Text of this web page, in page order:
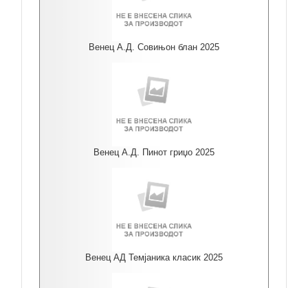
Венец А.Д. Совињон блан 2025
Венец А.Д. Пинот гриџо 2025
Венец АД Темјаника класик 2025